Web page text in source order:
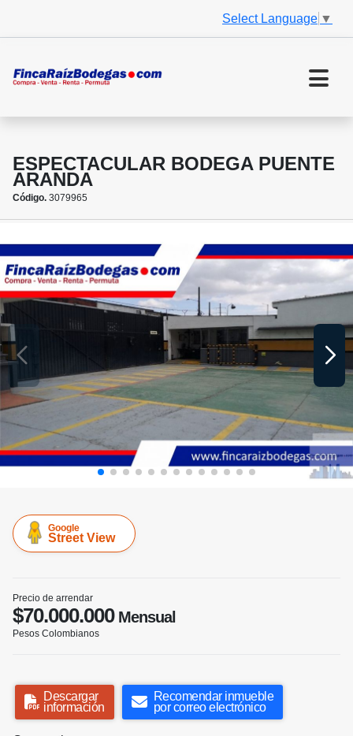
Select Language ▼
ESPECTACULAR BODEGA PUENTE
ARANDA
Código. 3079965
Google
Street View
Precio de arrendar
$70.000.000Mensual
Pesos Colombianos
Descargar
información
Recomendar inmueble
por correo electrónico